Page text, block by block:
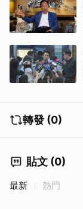
轉發 (0)
貼文 (0)
最新 熱門